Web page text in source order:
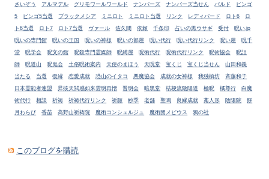
さいぞう
アルマデル グリモワールワールド ナンバーズ ナンバーズ当せん バルド
ビンゴ
5
ビンゴ5当選 ブラックメシア ミニロト ミニロト当選 リンク レディバード ロト6
ロ
ト6当選
ロト7 ロト7当選 ヴァール 佐久間 依頼 千条印 占いの黒ウサギ 受付
呪い.jp
呪いの専門館
呪いの王国 呪いの神様 呪いの部屋 呪い代行 呪い代行リンク 呪い屋
呪千
堂
呪学会 呪文の館 呪殺専門霊媒師 呪縛屋 呪術代行 呪術代行リンク 呪術協会
呪詛
師
呪道山 呪鬼会 土俗呪術案内 天使のまほう 天呪堂 宝くじ 宝くじ当せん
山田和義
当たる
当選 復縁 恋愛成就 恐山のイタコ 悪魔協会 成就の女神様 我独槙坊
斉藤和子
日本霊能者連盟
昇抜天閲感如来雲明再憎 晋明会 暗黒堂 桔梗流陰陽道 極呪 橘尊行
白魔
術代行
相談 祈祷 祈祷代行リンク 祈願 紗季 老舗 聖鳴 良縁成就 藁人形 陰陽院
餅
月わらび
香苗 高野山祈祷院 魔術コンシェルジュ 魔術団メビウス 鴉の社
このブログを購読